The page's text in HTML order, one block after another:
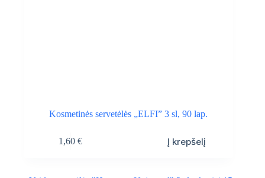
Kosmetinės servetėlės „ELFI” 3 sl, 90 lap.
1,60 € Į krepšelį